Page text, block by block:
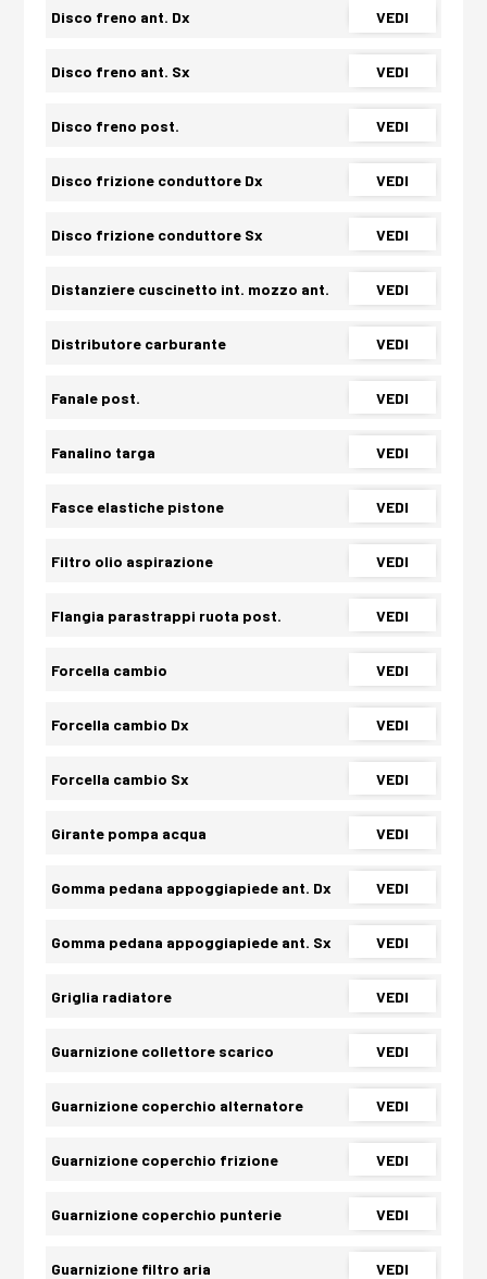
Disco freno ant. Dx VEDI
Disco freno ant. Sx VEDI
Disco freno post. VEDI
Disco frizione conduttore Dx VEDI
Disco frizione conduttore Sx VEDI
Distanziere cuscinetto int. mozzo ant. VEDI
Distributore carburante VEDI
Fanale post. VEDI
Fanalino targa VEDI
Fasce elastiche pistone VEDI
Filtro olio aspirazione VEDI
Flangia parastrappi ruota post. VEDI
Forcella cambio VEDI
Forcella cambio Dx VEDI
Forcella cambio Sx VEDI
Girante pompa acqua VEDI
Gomma pedana appoggiapiede ant. Dx VEDI
Gomma pedana appoggiapiede ant. Sx VEDI
Griglia radiatore VEDI
Guarnizione collettore scarico VEDI
Guarnizione coperchio alternatore VEDI
Guarnizione coperchio frizione VEDI
Guarnizione coperchio punterie VEDI
Guarnizione filtro aria VEDI